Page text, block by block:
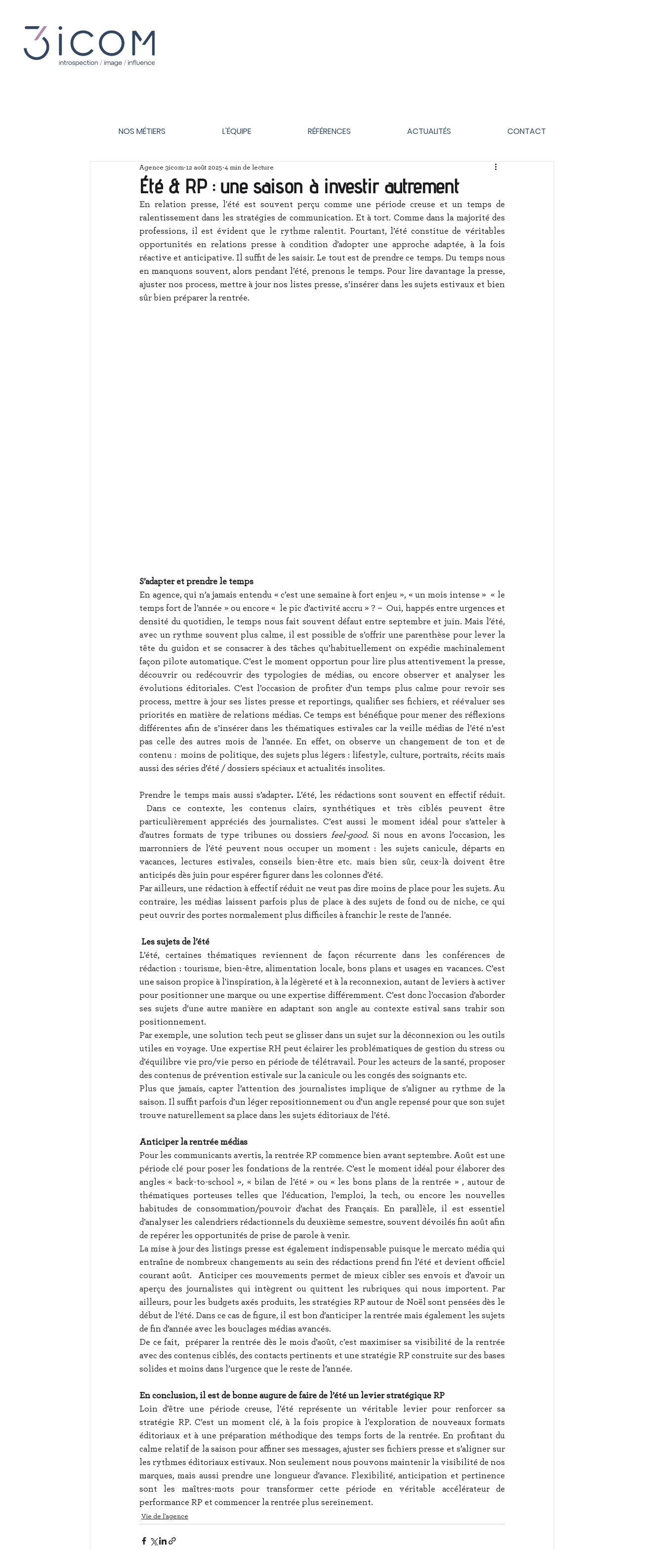
NOS MÉTIERS L'ÉQUIPE RÉFÉRENCES ACTUALITÉS CONTACT
Été & RP : une saison à investir autrement
Agence 3icom 12 août 2025 4 min de lecture
En relation presse, l'été est souvent perçu comme une période creuse et un temps de
ralentissement dans les stratégies de communication. Et à tort. Comme dans la majorité des
professions, il est évident que le rythme ralentit. Pourtant, l’été constitue de véritables
opportunités en relations presse à condition d’adopter une approche adaptée, à la fois
réactive et anticipative. Il suffit de les saisir. Le tout est de prendre ce temps. Du temps nous
en manquons souvent, alors pendant l’été, prenons le temps. Pour lire davantage la presse,
ajuster nos process, mettre à jour nos listes presse, s’insérer dans les sujets estivaux et bien
sûr bien préparer la rentrée.
S’adapter et prendre le temps
En agence, qui n’a jamais entendu « c’est une semaine à fort enjeu », « un mois intense »  « le
temps fort de l’année » ou encore «  le pic d’activité accru » ? –  Oui, happés entre urgences et
densité du quotidien, le temps nous fait souvent défaut entre septembre et juin. Mais l’été,
avec un rythme souvent plus calme, il est possible de s’offrir une parenthèse pour lever la
tête du guidon et se consacrer à des tâches qu’habituellement on expédie machinalement
façon pilote automatique. C’est le moment opportun pour lire plus attentivement la presse,
découvrir ou redécouvrir des typologies de médias, ou encore observer et analyser les
évolutions éditoriales. C’est l’occasion de profiter d’un temps plus calme pour revoir ses
process, mettre à jour ses listes presse et reportings, qualifier ses fichiers, et réévaluer ses
priorités en matière de relations médias. Ce temps est bénéfique pour mener des réflexions
différentes afin de s’insérer dans les thématiques estivales car la veille médias de l’été n’est
pas celle des autres mois de l’année. En effet, on observe un changement de ton et de
contenu :  moins de politique, des sujets plus légers : lifestyle, culture, portraits, récits mais
aussi des séries d’été / dossiers spéciaux et actualités insolites.
Prendre le temps mais aussi s’adapter. L’été, les rédactions sont souvent en effectif réduit.
Dans ce contexte, les contenus clairs, synthétiques et très ciblés peuvent être
particulièrement appréciés des journalistes. C’est aussi le moment idéal pour s’atteler à
d’autres formats de type tribunes ou dossiers feel-good. Si nous en avons l’occasion, les
marronniers de l’été peuvent nous occuper un moment : les sujets canicule, départs en
vacances, lectures estivales, conseils bien-être etc. mais bien sûr, ceux-là doivent être
anticipés dès juin pour espérer figurer dans les colonnes d’été.
Par ailleurs, une rédaction à effectif réduit ne veut pas dire moins de place pour les sujets. Au
contraire, les médias laissent parfois plus de place à des sujets de fond ou de niche, ce qui
peut ouvrir des portes normalement plus difficiles à franchir le reste de l’année.
Les sujets de l’été
L’été, certaines thématiques reviennent de façon récurrente dans les conférences de
rédaction : tourisme, bien-être, alimentation locale, bons plans et usages en vacances. C’est
une saison propice à l'inspiration, à la légèreté et à la reconnexion, autant de leviers à activer
pour positionner une marque ou une expertise différemment. C’est donc l’occasion d’aborder
ses sujets d’une autre manière en adaptant son angle au contexte estival sans trahir son
positionnement.
Par exemple, une solution tech peut se glisser dans un sujet sur la déconnexion ou les outils
utiles en voyage. Une expertise RH peut éclairer les problématiques de gestion du stress ou
d’équilibre vie pro/vie perso en période de télétravail. Pour les acteurs de la santé, proposer
des contenus de prévention estivale sur la canicule ou les congés des soignants etc.
Plus que jamais, capter l’attention des journalistes implique de s’aligner au rythme de la
saison. Il suffit parfois d’un léger repositionnement ou d’un angle repensé pour que son sujet
trouve naturellement sa place dans les sujets éditoriaux de l’été.
Anticiper la rentrée médias
Pour les communicants avertis, la rentrée RP commence bien avant septembre. Août est une
période clé pour poser les fondations de la rentrée. C’est le moment idéal pour élaborer des
angles « back-to-school », « bilan de l’été » ou « les bons plans de la rentrée » , autour de
thématiques porteuses telles que l’éducation, l’emploi, la tech, ou encore les nouvelles
habitudes de consommation/pouvoir d’achat des Français. En parallèle, il est essentiel
d’analyser les calendriers rédactionnels du deuxième semestre, souvent dévoilés fin août afin
de repérer les opportunités de prise de parole à venir.
La mise à jour des listings presse est également indispensable puisque le mercato média qui
entraîne de nombreux changements au sein des rédactions prend fin l’été et devient officiel
courant août.  Anticiper ces mouvements permet de mieux cibler ses envois et d’avoir un
aperçu des journalistes qui intègrent ou quittent les rubriques qui nous importent. Par
ailleurs, pour les budgets axés produits, les stratégies RP autour de Noël sont pensées dès le
début de l’été. Dans ce cas de figure, il est bon d’anticiper la rentrée mais également les sujets
de fin d’année avec les bouclages médias avancés.
De ce fait,  préparer la rentrée dès le mois d’août, c’est maximiser sa visibilité de la rentrée
avec des contenus ciblés, des contacts pertinents et une stratégie RP construite sur des bases
solides et moins dans l’urgence que le reste de l’année.
En conclusion, il est de bonne augure de faire de l’été un levier stratégique RP
Loin d’être une période creuse, l’été représente un véritable levier pour renforcer sa
stratégie RP. C’est un moment clé, à la fois propice à l’exploration de nouveaux formats
éditoriaux et à une préparation méthodique des temps forts de la rentrée. En profitant du
calme relatif de la saison pour affiner ses messages, ajuster ses fichiers presse et s’aligner sur
les rythmes éditoriaux estivaux. Non seulement nous pouvons maintenir la visibilité de nos
marques, mais aussi prendre une longueur d’avance. Flexibilité, anticipation et pertinence
sont les maîtres-mots pour transformer cette période en véritable accélérateur de
performance RP et commencer la rentrée plus sereinement.
Vie de l'agence